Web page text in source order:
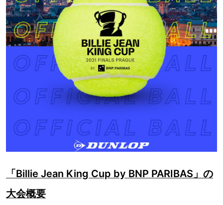
「Billie Jean King Cup by BNP PARIBAS」の
大会概要